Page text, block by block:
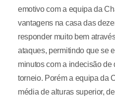
emotivo com a equipa da
vantagens na casa das
responder muito bem
ataques, permitindo que se
minutos com a indecisão
torneio. Porém a equipa da
média de alturas superior,